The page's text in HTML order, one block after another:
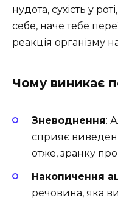
нудота, сухість у
себе, наче тебе
реакція організму
Чому виникає
Зневоднення:
сприяє
отже, зранку
Накопичення
речовина, яка